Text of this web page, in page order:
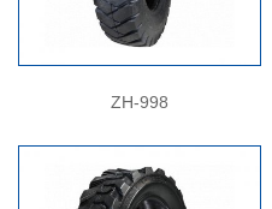
ZH-998